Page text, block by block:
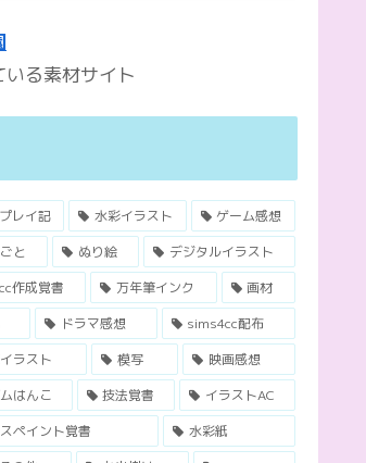
いる素材サイト
レイ記 水彩イラスト
ゲーム感想
と
ぬり絵
デジタルイラスト
作成覚書
万年筆インク
画材
ドラマ感想
sims4cc配布
ラスト
模写
映画感想
はんこ
技法覚書
イラストAC
ペイント覚書
水彩紙